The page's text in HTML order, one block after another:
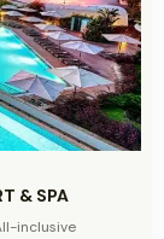
& SPA
inclusive